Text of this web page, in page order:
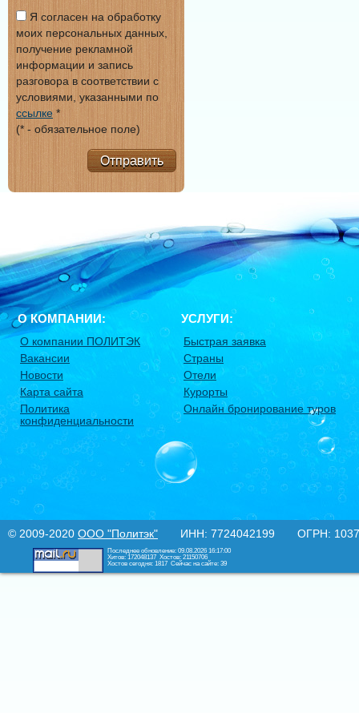
Я согласен на обработку
моих персональных данных,
получение рекламной
информации и запись
разговора в соответствии с
условиями, указанными по
ссылке *
(* - обязательное поле)
Отправить
О КОМПАНИИ:
О компании ПОЛИТЭК
Вакансии
Новости
Карта сайта
Политика
конфиденциальности
УСЛУГИ:
Быстрая заявка
Страны
Отели
Курорты
Онлайн бронирование туров
© 2009-2020 ООО "Политэк" ИНН: 7724042199 ОГРН:
Последнее обновление: 09.08.2026 16:17:00
Хитов: 172048137 Хостов: 21150706
Хостов сегодня: 1817 Сейчас на сайте: 39